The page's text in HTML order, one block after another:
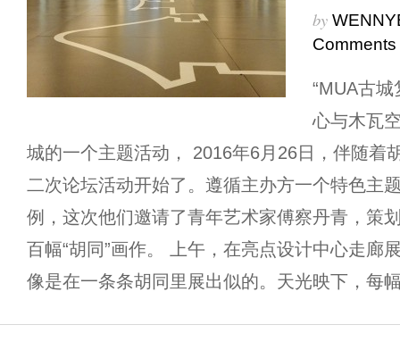
by
Comments
“MUA古
心与木瓦
城的一个主题活动， 2016年6月26日，伴随着
二次论坛活动开始了。遵循主办方一个特色主
例，这次他们邀请了青年艺术家傅察丹青，策
百幅“胡同”画作。 上午，在亮点设计中心走廊
像是在一条条胡同里展出似的。天光映下，每